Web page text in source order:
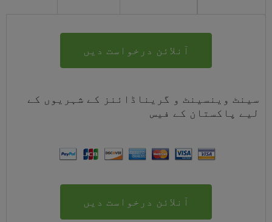
آنلائن درخواست دیں
سینٹ وینسینٹ و گریناڈائنز کے شہریوں کے
لیے پاکستان کے فیس
آنلائن درخواست دیں